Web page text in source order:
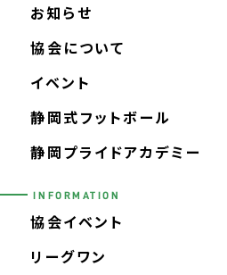
お知らせ
協会について
イベント
静岡式フットボール
静岡プライドアカデミー
INFORMATION
協会イベント
リーグワン